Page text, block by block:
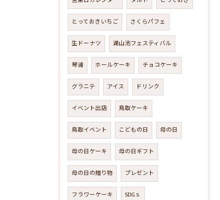
とっておきいちご さくらパフェ
生ドーナツ 湖山池フェスティバル
琴浦 ホールケーキ チョコケーキ
グラニテ アイス ドリンク
イベント出店 鳥取ケーキ
鳥取イベント こどもの日 母の日
母の日ケーキ 母の日ギフト
母の日の贈り物 プレゼント
フラワーケーキ SDGｓ